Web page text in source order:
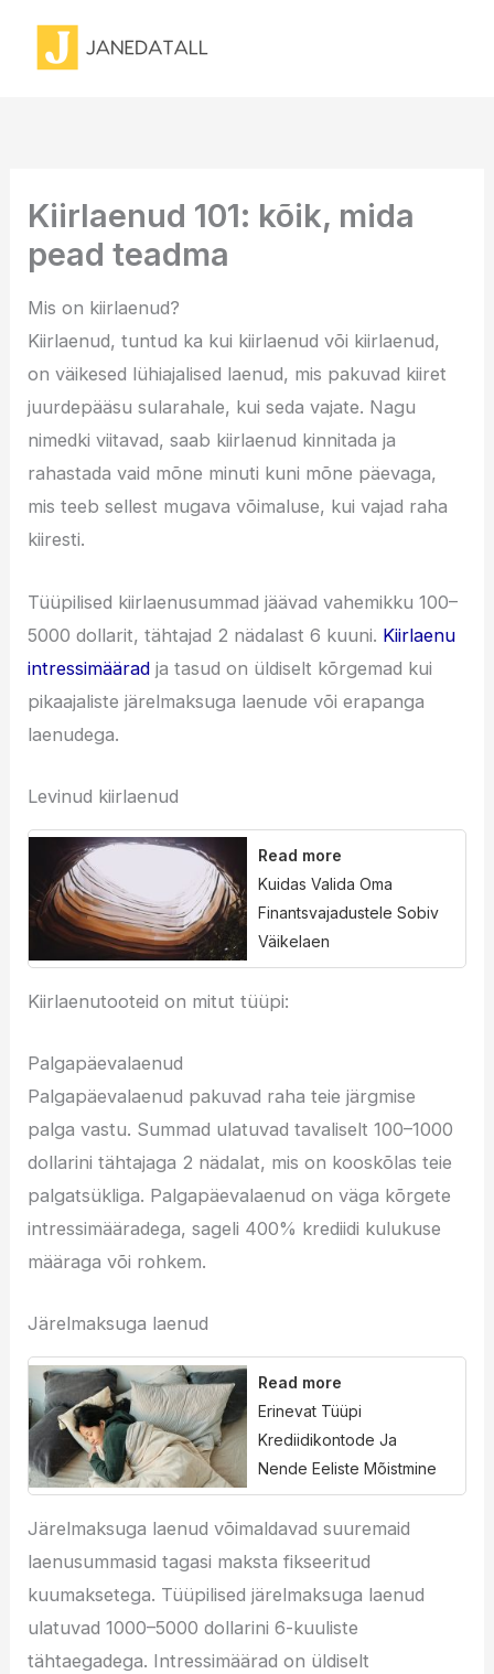
Kiirlaenud 101: kõik, mida
pead teadma
Mis on kiirlaenud?
Kiirlaenud, tuntud ka kui kiirlaenud või kiirlaenud,
on väikesed lühiajalised laenud, mis pakuvad kiiret
juurdepääsu sularahale, kui seda vajate. Nagu
nimedki viitavad, saab kiirlaenud kinnitada ja
rahastada vaid mõne minuti kuni mõne päevaga,
mis teeb sellest mugava võimaluse, kui vajad raha
kiiresti.
Tüüpilised kiirlaenusummad jäävad vahemikku 100–
5000 dollarit, tähtajad 2 nädalast 6 kuuni. Kiirlaenu
intressimäärad ja tasud on üldiselt kõrgemad kui
pikaajaliste järelmaksuga laenude või erapanga
laenudega.
Levinud kiirlaenud
Read more
Kuidas Valida Oma
Finantsvajadustele Sobiv
Väikelaen
Kiirlaenutooteid on mitut tüüpi:
Palgapäevalaenud
Palgapäevalaenud pakuvad raha teie järgmise
palga vastu. Summad ulatuvad tavaliselt 100–1000
dollarini tähtajaga 2 nädalat, mis on kooskõlas teie
palgatsükliga. Palgapäevalaenud on väga kõrgete
intressimääradega, sageli 400% krediidi kulukuse
määraga või rohkem.
Järelmaksuga laenud
Read more
Erinevat Tüüpi
Krediidikontode Ja
Nende Eeliste Mõistmine
Järelmaksuga laenud võimaldavad suuremaid
laenusummasid tagasi maksta fikseeritud
kuumaksetega. Tüüpilised järelmaksuga laenud
ulatuvad 1000–5000 dollarini 6-kuuliste
tähtaegadega. Intressimäärad on üldiselt